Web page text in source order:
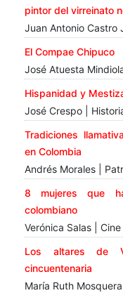
pintor del virreinato
Juan Antonio Castro
El Compae Chipuco
José Atuesta
Hispanidad y
José Crespo |
Tradiciones
en Colombia
Andrés Morales |
8 mujeres que
colombiano
Verónica Salas | Cine
Los altares de
cincuentenaria
María Ruth